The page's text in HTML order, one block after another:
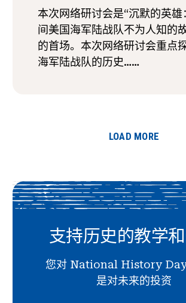
本次网络研讨会是“沉默的英雄
间美国海军陆战队不为人知的
的首场。本次网络研讨会重点
海军陆战队的历史……
LOAD MORE
支持历史的教学
您对 National History Day
是对未来的投资